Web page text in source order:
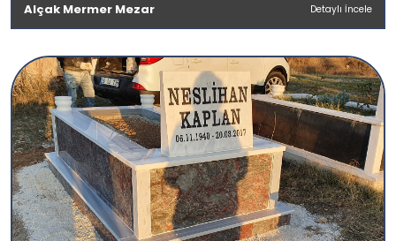
Alçak Mermer Mezar Detaylı İncele